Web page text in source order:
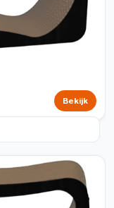
Bekijk